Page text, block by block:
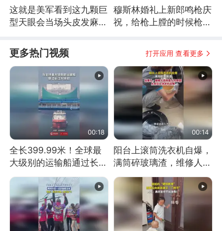
这就是美军看到这九颗巨
型天眼会当场头皮发麻的
穆斯林婚礼上新郎鸣枪庆
祝，给枪上膛的时候枪口
更多热门视频 打开应用 查看更多
00:18
全长399.99米！全球最
大级别的运输船通过长江
大桥这一幕，太震撼了！
00:14
阳台上滚筒洗衣机自爆，
满筒碎玻璃渣，维修人员
称是人为原因，从未见过
洗衣机自爆